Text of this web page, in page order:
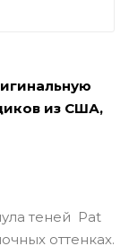
из США,
теней Pat
оттенках.